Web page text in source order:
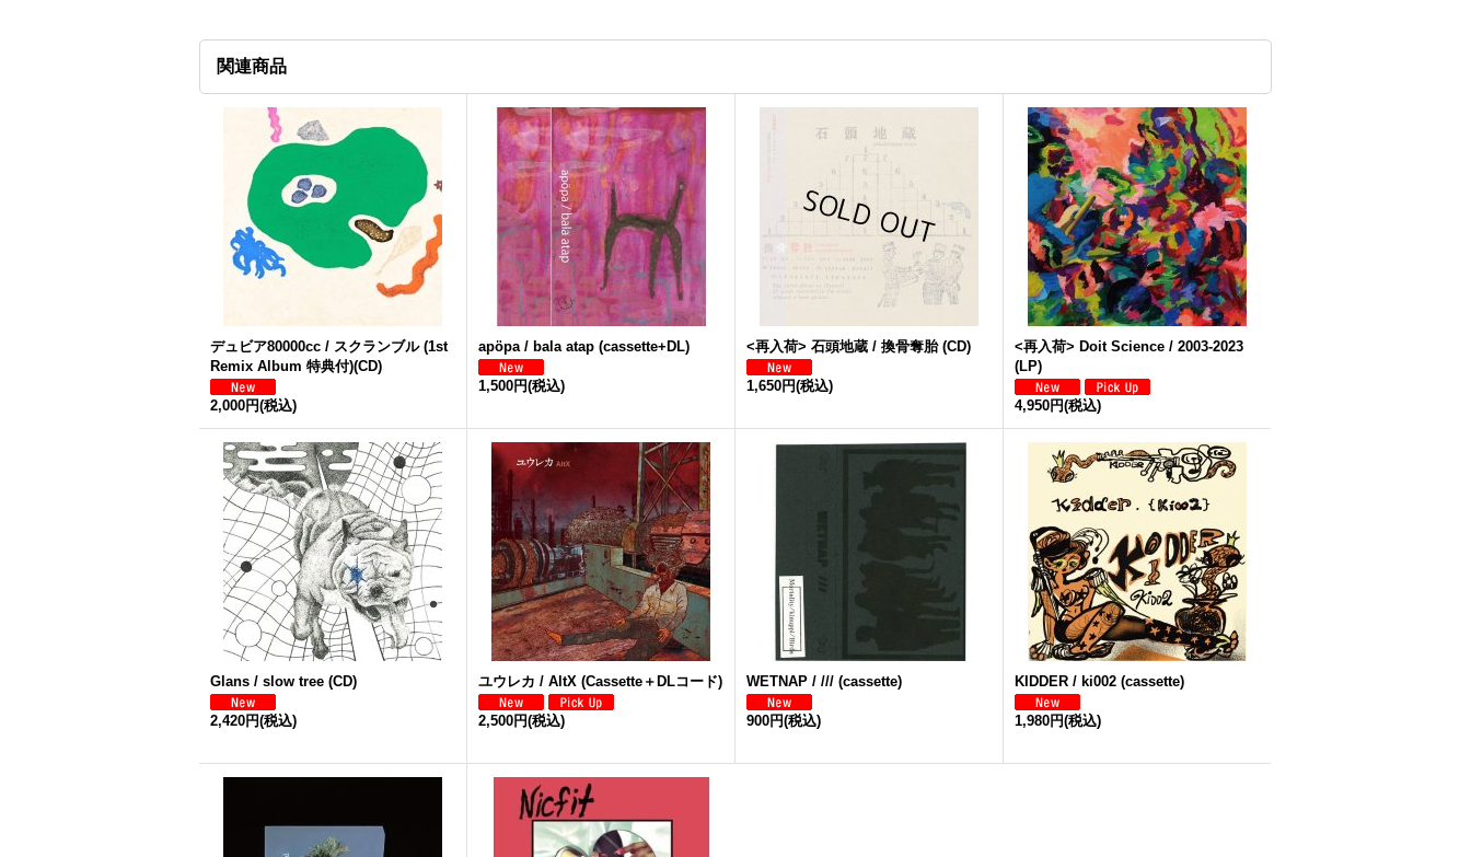
関連商品
デュビア80000cc / スクランブル (1st
Remix Album 特典付)(CD)
2,000円(税込)
apöpa / bala atap (cassette+DL)
1,500円(税込)
<再入荷> 石頭地蔵 / 換骨奪胎 (CD)
1,650円(税込)
<再入荷> Doit Science / 2003-2023
(LP)
4,950円(税込)
Glans / slow tree (CD)
2,420円(税込)
ユウレカ / AltX (Cassette＋DLコード)
2,500円(税込)
WETNAP / /// (cassette)
900円(税込)
KIDDER / ki002 (cassette)
1,980円(税込)